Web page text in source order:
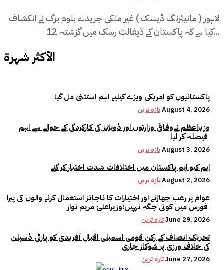
لاہور ( مانیٹرنگ ڈیسک ) غیر ملکی جریدے بلوم برگ نے انکشاف
کیا ہے کہ پاکستان کے ڈیفالٹ رسک میں گزشتہ 12...
الأكثر شهرة
پاکستانیوں کو امریکی ویزے کیلیے اہم استثنیٰ مل گیا
تازہ ترینAugust 4, 2026
وزیراعظم نےوفاقی وزارتوں اور ڈویژنز کی کارکردگی کے حوالے سے اہم
تازہ ترینAugust 3, 2026
ایم کیو ایم پاکستان میں اختلافات شدت اختیار کر گئے
تازہ ترینAugust 2, 2026
عوام پر رعب جھاڑنے اور اختیارات کا ناجائز استعمال کرنے والوں کی پیرا
تازہ ترینJune 29, 2026
تحریک انصاف کے رکن قومی اسمبلی اقبال آفریدی کو پارٹی ڈسپلن
کی خلاف ورزی پر شوکاز جاری
تازہ ترینJune 27, 2026